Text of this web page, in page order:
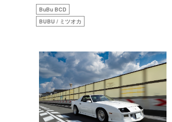
BuBu BCD
BUBU / ミツオカ